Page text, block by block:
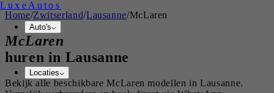
Luxe Autos
Auto's
Locaties
Home/Zwitserland/Lausanne/McLaren
McLaren
huren in Lausanne
Bekijk alle beschikbareMcLaren modellen inLausanne.